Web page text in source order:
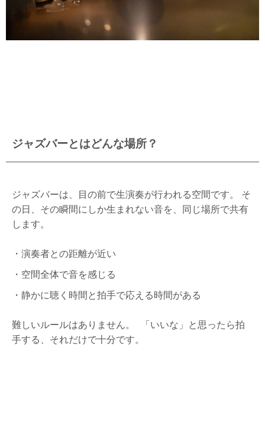
ジャズバーとはどんな場所？
ジャズバーは、目の前で生演奏が行われる空間です。 そ
の日、その瞬間にしか生まれない音を、同じ場所で共有
します。
・演奏者との距離が近い
・空間全体で音を感じる
・静かに聴く時間と拍手で応える時間がある
難しいルールはありません。 「いいな」と思ったら拍
手する、それだけで十分です。